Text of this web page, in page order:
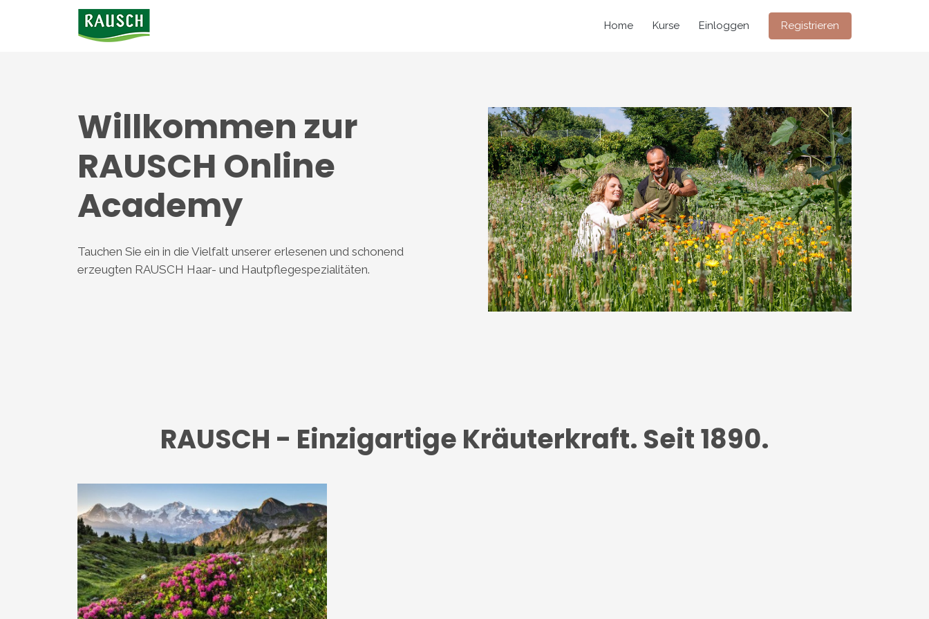
Home Kurse Einloggen Registrieren
Willkommen zur
RAUSCH Online
Academy
Tauchen Sie ein in die Vielfalt unserer erlesenen und schonend
erzeugten RAUSCH Haar- und Hautpflegespezialitäten.
RAUSCH - Einzigartige Kräuterkraft. Seit 1890.